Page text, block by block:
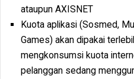
ataupun AXISNET
Kuota aplikasi (Sosmed,
Games) akan dipakai
mengkonsumsi kuota
pelanggan sedang